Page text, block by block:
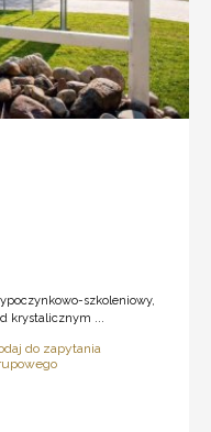
szkoleniowy,
krystalicznym ...